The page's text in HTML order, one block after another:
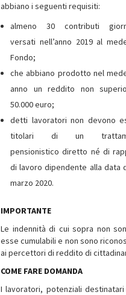
abbiano i seguenti requisiti:
almeno 30 contributi
versati nell’anno 2019 al
Fondo;
che abbiano prodotto nel
anno un reddito non
50.000 euro;
detti lavoratori non devono
titolari di un
pensionistico diretto né di
di lavoro dipendente alla data
marzo 2020.
IMPORTANTE
Le indennità di cui sopra non
esse cumulabili e non sono
ai percettori di reddito di
COME FARE DOMANDA
I lavoratori, potenziali